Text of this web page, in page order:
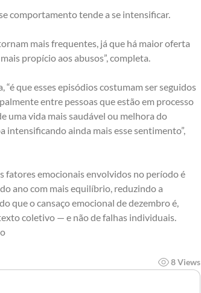
comportamento tende a se intensificar.
mais frequentes, já que há maior oferta
propício aos abusos”, completa.
que esses episódios costumam ser seguidos
entre pessoas que estão em processo
uma vida mais saudável ou melhora do
intensificando ainda mais esse sentimento”,
fatores emocionais envolvidos no período é
ano com mais equilíbrio, reduzindo a
que o cansaço emocional de dezembro é,
coletivo — e não de falhas individuais.
8 Views